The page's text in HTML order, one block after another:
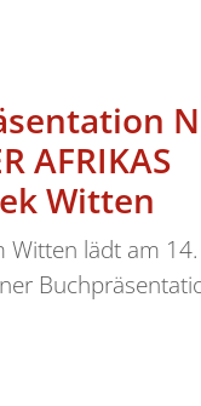
AFRIKAS
Witten
Witten lädt am 14.